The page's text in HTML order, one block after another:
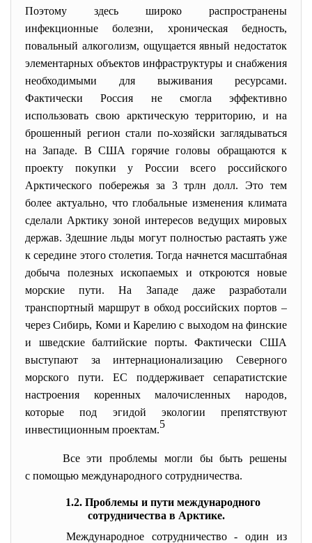
Поэтому здесь широко распространены
инфекционные болезни, хроническая бедность,
повальный алкоголизм, ощущается явный недостаток
элементарных объектов инфраструктуры и снабжения
необходимыми для выживания ресурсами.
Фактически Россия не смогла эффективно
использовать свою арктическую территорию, и на
брошенный регион стали по-хозяйски заглядываться
на Западе. В США горячие головы обращаются к
проекту покупки у России всего российского
Арктического побережья за 3 трлн долл. Это тем
более актуально, что глобальные изменения климата
сделали Арктику зоной интересов ведущих мировых
держав. Здешние льды могут полностью растаять уже
к середине этого столетия. Тогда начнется масштабная
добыча полезных ископаемых и откроются новые
морские пути. На Западе даже разработали
транспортный маршрут в обход российских портов –
через Сибирь, Коми и Карелию с выходом на финские
и шведские балтийские порты. Фактически США
выступают за интернационализацию Северного
морского пути. ЕС поддерживает сепаратистские
настроения коренных малочисленных народов,
которые под эгидой экологии препятствуют
инвестиционным проектам.5
Все эти проблемы могли бы быть решены
с помощью международного сотрудничества.
1.2. Проблемы и пути международного
сотрудничества в Арктике.
Международное сотрудничество - один из